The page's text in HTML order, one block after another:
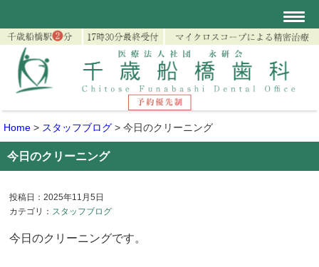
Home > スタッフブログ > 今日のクリーニング
今日のクリーニング
投稿日：2025年11月5日
カテゴリ： スタッフブログ
今日のクリーニングです。